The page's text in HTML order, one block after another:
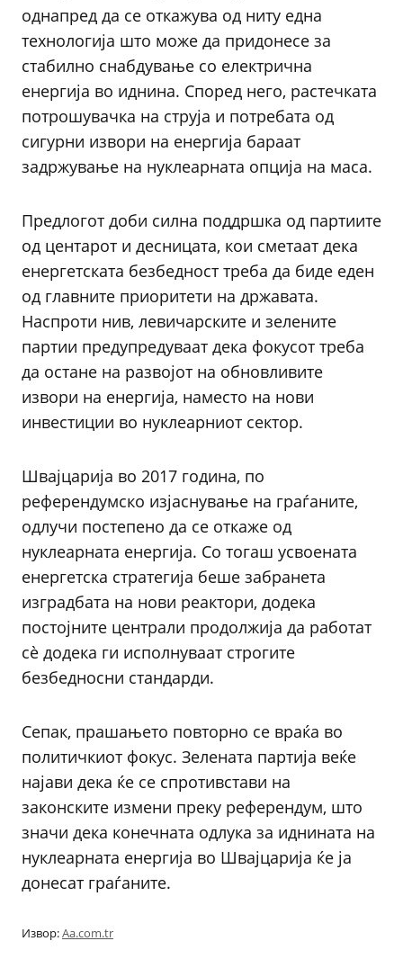
однапред да се откажува од ниту една
технологија што може да придонесе за
стабилно снабдување со електрична
енергија во иднина. Според него, растечката
потрошувачка на струја и потребата од
сигурни извори на енергија бараат
задржување на нуклеарната опција на маса.
Предлогот доби силна поддршка од партиите
од центарот и десницата, кои сметаат дека
енергетската безбедност треба да биде еден
од главните приоритети на државата.
Наспроти нив, левичарските и зелените
партии предупредуваат дека фокусот треба
да остане на развојот на обновливите
извори на енергија, наместо на нови
инвестиции во нуклеарниот сектор.
Швајцарија во 2017 година, по
референдумско изјаснување на граѓаните,
одлучи постепено да се откаже од
нуклеарната енергија. Со тогаш усвоената
енергетска стратегија беше забранета
изградбата на нови реактори, додека
постојните централи продолжија да работат
сè додека ги исполнуваат строгите
безбедносни стандарди.
Сепак, прашањето повторно се враќа во
политичкиот фокус. Зелената партија веќе
најави дека ќе се спротивстави на
законските измени преку референдум, што
значи дека конечната одлука за иднината на
нуклеарната енергија во Швајцарија ќе ја
донесат граѓаните.
Извор:Aa.com.tr